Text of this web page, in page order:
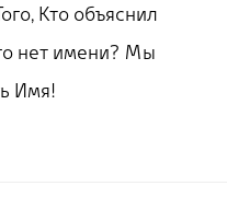
Кто объяснил
нет имени? Мы
Имя!